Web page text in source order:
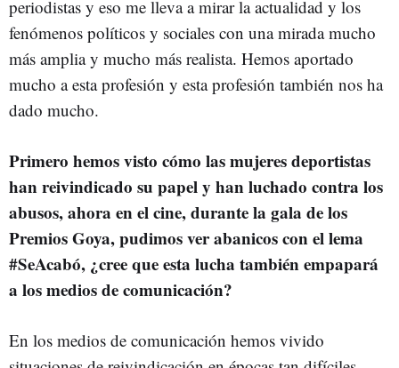
periodistas y eso me lleva a mirar la actualidad y los
fenómenos políticos y sociales con una mirada mucho
más amplia y mucho más realista. Hemos aportado
mucho a esta profesión y esta profesión también nos ha
dado mucho.
Primero hemos visto cómo las mujeres deportistas
han reivindicado su papel y han luchado contra los
abusos, ahora en el cine, durante la gala de los
Premios Goya, pudimos ver abanicos con el lema
#SeAcabó, ¿cree que esta lucha también empapará
a los medios de comunicación?
En los medios de comunicación hemos vivido